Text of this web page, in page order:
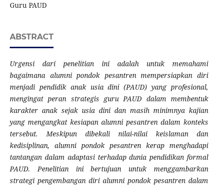
Guru PAUD
ABSTRACT
Urgensi dari penelitian ini adalah untuk memahami
bagaimana alumni pondok pesantren mempersiapkan diri
menjadi pendidik anak usia dini (PAUD) yang profesional,
mengingat peran strategis guru PAUD dalam membentuk
karakter anak sejak usia dini dan masih minimnya kajian
yang mengangkat kesiapan alumni pesantren dalam konteks
tersebut. Meskipun dibekali nilai-nilai keislaman dan
kedisiplinan, alumni pondok pesantren kerap menghadapi
tantangan dalam adaptasi terhadap dunia pendidikan formal
PAUD. Penelitian ini bertujuan untuk menggambarkan
strategi pengembangan diri alumni pondok pesantren dalam